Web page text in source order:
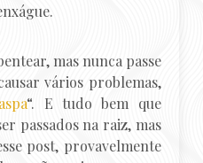
mas nunca passe
vários problemas,
“. E tudo bem que
passados na raiz, mas
post, provavelmente